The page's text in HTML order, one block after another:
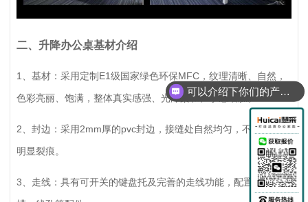
二、升降办公桌基材介绍
1、基材：采用定制E1级国家绿色环保MFC，纹理清晰、自然，
色彩亮丽、饱满，整体真实感强、光泽柔和、手感细腻。
2、封边：采用2mm厚的pvc封边，接缝处自然均匀，不透胶，无
明显裂痕。
3、走线：具有可开关的键盘托及完善的走线功能，配置插座挂
可以介绍下你们的产品么？